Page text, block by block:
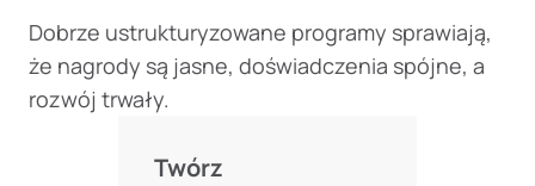
Dobrze ustrukturyzowane programy sprawiają,
że nagrody są jasne, doświadczenia spójne, a
rozwój trwały.
Twórz